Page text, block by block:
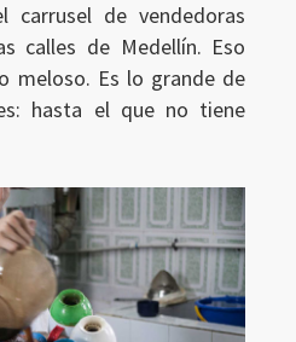
carrusel de vendedoras
calles de Medellín. Eso
meloso. Es lo grande de
hasta el que no tiene